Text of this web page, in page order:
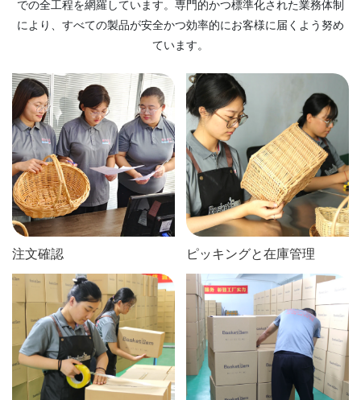
での全工程を網羅しています。専門的かつ標準化された業務体制
により、すべての製品が安全かつ効率的にお客様に届くよう努め
ています。
注文確認 ピッキングと在庫管理